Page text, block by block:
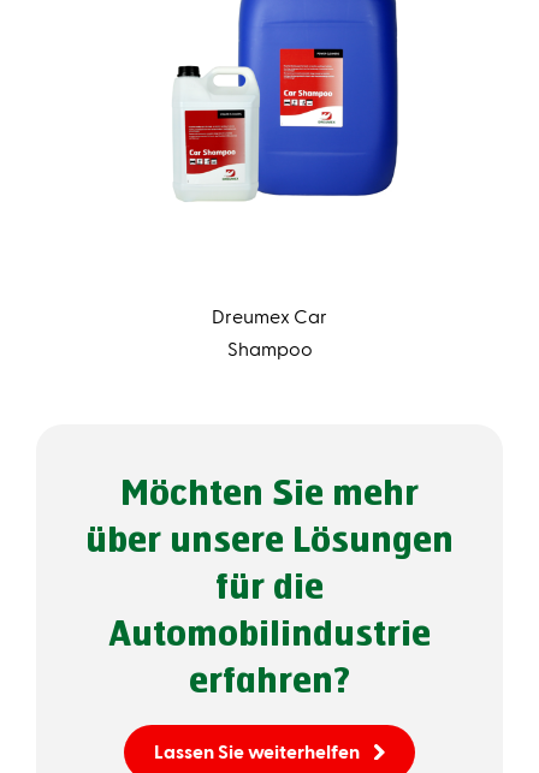
Dreumex Car
Shampoo
Möchten Sie mehr
über unsere Lösungen
für die
Automobilindustrie
erfahren?
Lassen Sie weiterhelfen